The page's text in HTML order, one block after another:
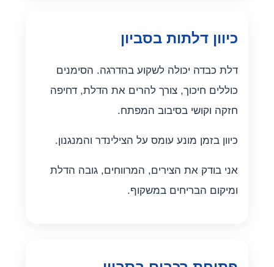
כיוון דלתות בסביון
דלת כבדה יכולה לשקוע בהדרגה. הסימנים
כוללים חיכוך, צורך להרים את הדלת, דחיפה
חזקה וקושי בסיבוב המפתח.
כיוון בזמן מונע עומס על הצילינדר והמנגנון.
אני בודק את הצירים, המרווחים, גובה הדלת
ומיקום הבריחים במשקוף.